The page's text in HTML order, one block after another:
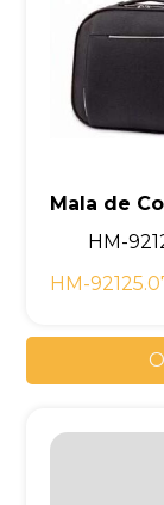
Mala de
HM-
HM-